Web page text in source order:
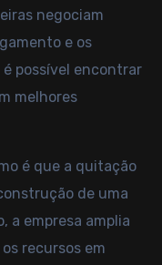
negociam
e os
possível encontrar
melhores
é que a quitação
de uma
a empresa amplia
recursos em